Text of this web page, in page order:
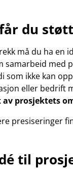
du
må du ha en
samarbeid med
som ikke kan
eller bedrift
av prosjektets
presiseringer
til